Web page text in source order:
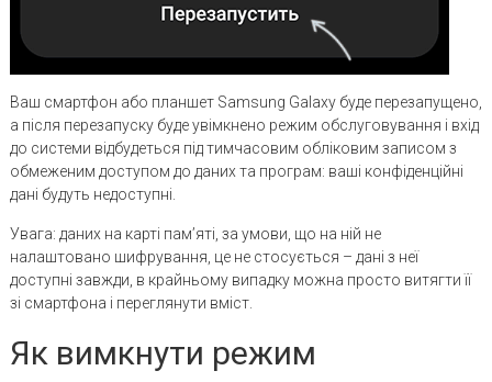
Ваш смартфон або планшет Samsung Galaxy буде перезапущено,
а після перезапуску буде увімкнено режим обслуговування і вхід
до системи відбудеться під тимчасовим обліковим записом з
обмеженим доступом до даних та програм: ваші конфіденційні
дані будуть недоступні.
Увага: даних на карті пам’яті, за умови, що на ній не
налаштовано шифрування, це не стосується – дані з неї
доступні завжди, в крайньому випадку можна просто витягти її
зі смартфона і переглянути вміст.
Як вимкнути режим